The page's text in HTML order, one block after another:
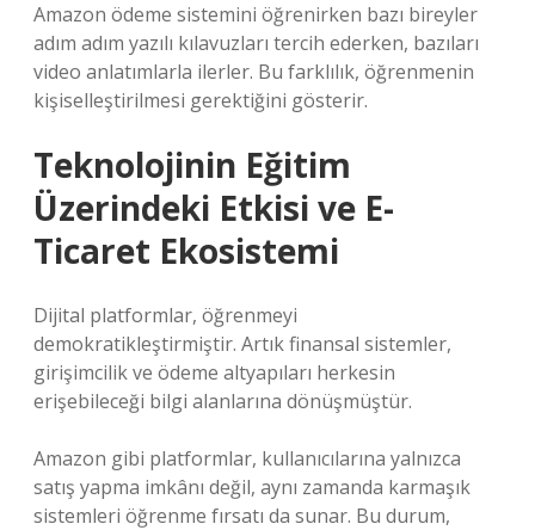
Amazon ödeme sistemini öğrenirken bazı bireyler
adım adım yazılı kılavuzları tercih ederken, bazıları
video anlatımlarla ilerler. Bu farklılık, öğrenmenin
kişiselleştirilmesi gerektiğini gösterir.
Teknolojinin Eğitim
Üzerindeki Etkisi ve E-
Ticaret Ekosistemi
Dijital platformlar, öğrenmeyi
demokratikleştirmiştir. Artık finansal sistemler,
girişimcilik ve ödeme altyapıları herkesin
erişebileceği bilgi alanlarına dönüşmüştür.
Amazon gibi platformlar, kullanıcılarına yalnızca
satış yapma imkânı değil, aynı zamanda karmaşık
sistemleri öğrenme fırsatı da sunar. Bu durum,